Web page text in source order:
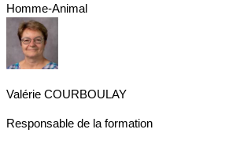
Homme-Animal
Valérie COURBOULAY
Responsable de la formation